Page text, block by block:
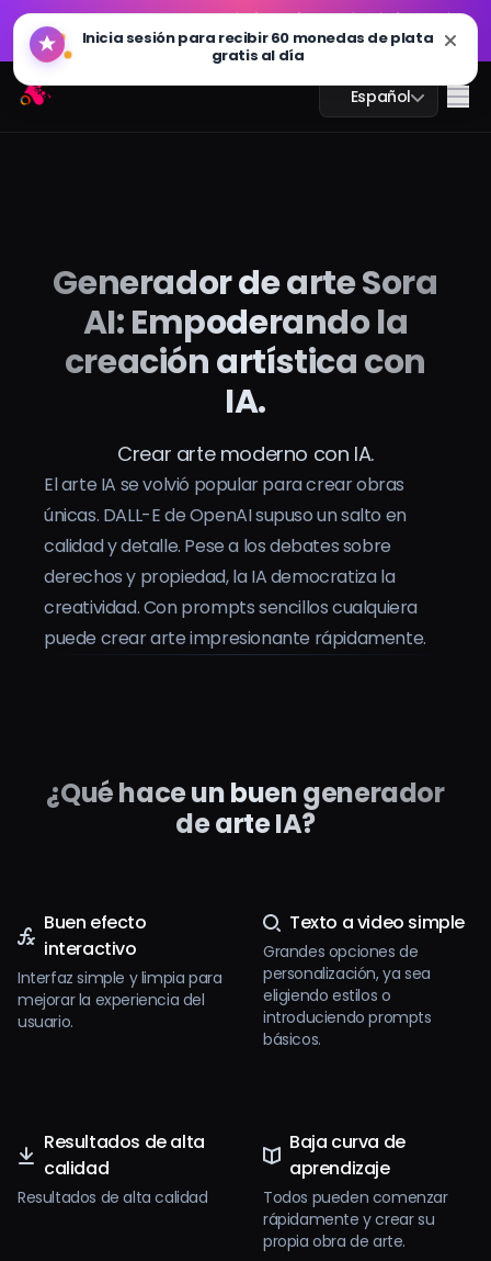
🔥GPT Imagen 2.0 ya está disponible: más rápido, más
inteligente y listo para 4K. Pruébalo ahora
Arting AI Español
Estudio IA
Imagen IA
Herramientas IA
Precios
Iniciar sesión
🔥GPT Imagen 2.0 ya está disponible: más rápido, más
inteligente y listo para 4K. Pruébalo ahora
Generador de arte Sora
AI: Empoderando la
creación artística con
IA.
Crear arte moderno con IA.
El arte IA se volvió popular para crear obras
únicas. DALL-E de OpenAI supuso un salto en
calidad y detalle. Pese a los debates sobre
derechos y propiedad, la IA democratiza la
creatividad. Con prompts sencillos cualquiera
puede crear arte impresionante rápidamente.
¿Qué hace un buen generador
de arte IA?
Buen efecto
interactivo
Interfaz simple y limpia para
mejorar la experiencia del
usuario.
Texto a video simple
Grandes opciones de
personalización, ya sea
eligiendo estilos o
introduciendo prompts
básicos.
Resultados de alta
calidad
Resultados de alta calidad
Baja curva de
aprendizaje
Todos pueden comenzar
rápidamente y crear su
propia obra de arte.
Inicia sesión para recibir 60 monedas de plata
gratis al día